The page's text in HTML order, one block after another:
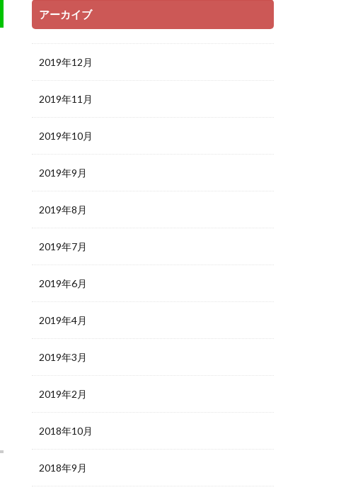
アーカイブ
2019年12月
2019年11月
2019年10月
2019年9月
2019年8月
2019年7月
2019年6月
2019年4月
2019年3月
2019年2月
2018年10月
2018年9月